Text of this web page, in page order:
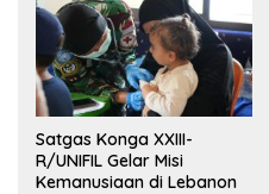
Satgas Konga XXIII-
R/UNIFIL Gelar Misi
Kemanusiaan di Lebanon